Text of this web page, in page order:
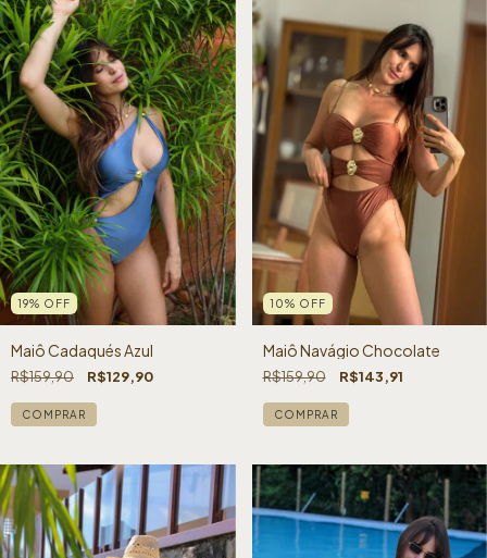
19% OFF
Maiô Cadaqués Azul
R$159,90 R$129,90
COMPRAR
10% OFF
Maiô Navágio Chocolate
R$159,90 R$143,91
COMPRAR